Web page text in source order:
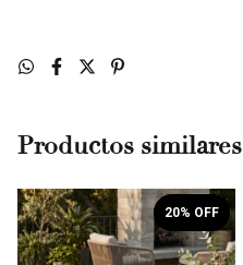
Productos similares
20% OFF